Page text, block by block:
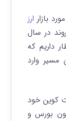
بازار ارز
در سال
داریم که
مسیر وارد
دلاری بیت کوین خود
بورس و